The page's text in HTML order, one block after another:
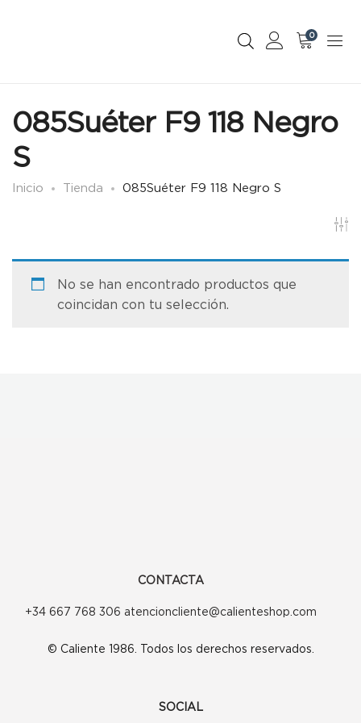
0
085Suéter F9 118 Negro
S
Inicio Tienda 085Suéter F9 118 Negro S
No se han encontrado productos que
coincidan con tu selección.
CONTACTA
+34 667 768 306 atencioncliente@calienteshop.com
© Caliente 1986. Todos los derechos reservados.
SOCIAL